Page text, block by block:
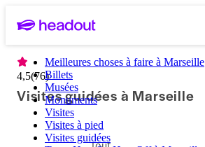
Meilleures choses à faire à Marseille
Billets
Musées
Monuments
Visites
Visites à pied
Visites guidées
4,5(76)
Visites guidées à Marseille